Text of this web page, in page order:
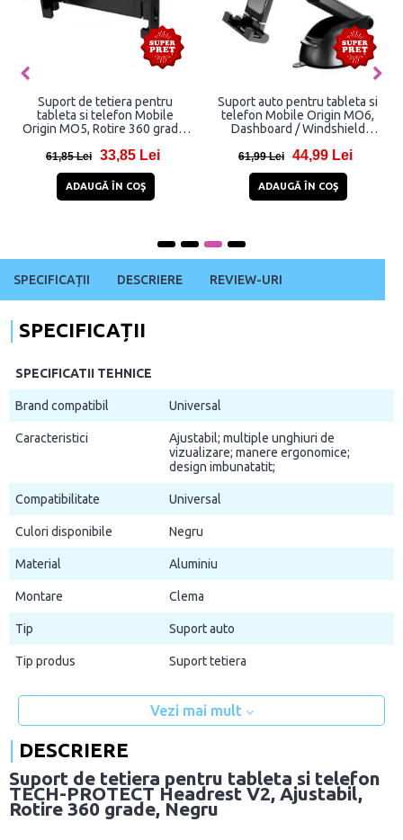
Suport de tetiera pentru
tableta si telefon Mobile
Origin MO5, Rotire 360 grade,
61,85 Lei 33,85 Lei
ADAUGĂ ÎN COŞ
Suport auto pentru tableta si
telefon Mobile Origin MO6,
Dashboard / Windshield
Negru
61,99 Lei 44,99 Lei
ADAUGĂ ÎN COŞ
SPECIFICAȚII DESCRIERE REVIEW-URI
SPECIFICAȚII
SPECIFICATII TEHNICE
Brand compatibil Universal
Caracteristici
Ajustabil; multiple unghiuri de
vizualizare; manere ergonomice;
design imbunatatit;
Compatibilitate Universal
Culori disponibile Negru
Material Aluminiu
Montare Clema
Tip Suport auto
Tip produs Suport tetiera
Vezi mai mult
DESCRIERE
Suport de tetiera pentru tableta si telefon
TECH-PROTECT Headrest V2, Ajustabil,
Rotire 360 grade, Negru